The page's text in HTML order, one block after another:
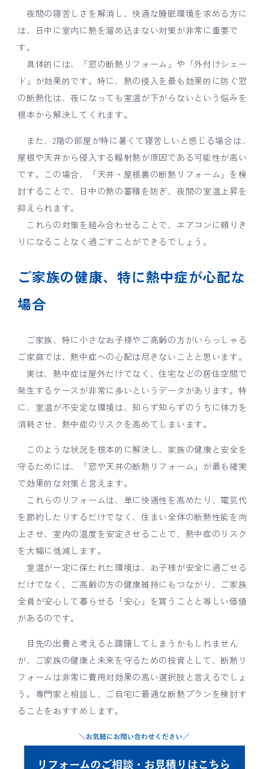
夜間の寝苦しさを解消し、快適な睡眠環境を求める方に
は、日中に室内に熱を溜め込まない対策が非常に重要で
す。
具体的には、「窓の断熱リフォーム」や「外付けシェー
ド」が効果的です。特に、熱の侵入を最も効果的に防ぐ窓
の断熱化は、夜になっても室温が下がらないという悩みを
根本から解決してくれます。
また、2階の部屋が特に暑くて寝苦しいと感じる場合は、
屋根や天井から侵入する輻射熱が原因である可能性が高い
です。この場合、「天井・屋根裏の断熱リフォーム」を検
討することで、日中の熱の蓄積を防ぎ、夜間の室温上昇を
抑えられます。
これらの対策を組み合わせることで、エアコンに頼りき
りになることなく過ごすことができるでしょう。
ご家族の健康、特に熱中症が心配な
場合
ご家族、特に小さなお子様やご高齢の方がいらっしゃる
ご家庭では、熱中症への心配は尽きないことと思います。
実は、熱中症は屋外だけでなく、住宅などの居住空間で
発生するケースが非常に多いというデータがあります。特
に、室温が不安定な環境は、知らず知らずのうちに体力を
消耗させ、熱中症のリスクを高めてしまいます。
このような状況を根本的に解決し、家族の健康と安全を
守るためには、「窓や天井の断熱リフォーム」が最も確実
で効果的な対策と言えます。
これらのリフォームは、単に快適性を高めたり、電気代
を節約したりするだけでなく、住まい全体の断熱性能を向
上させ、室内の温度を安定させることで、熱中症のリスク
を大幅に低減します。
室温が一定に保たれた環境は、お子様が安全に過ごせる
だけでなく、ご高齢の方の健康維持にもつながり、ご家族
全員が安心して暮らせる「安心」を買うことと等しい価値
があるのです。
目先の出費と考えると躊躇してしまうかもしれません
が、ご家族の健康と未来を守るための投資として、断熱リ
フォームは非常に費用対効果の高い選択肢と言えるでしょ
う。専門家と相談し、ご自宅に最適な断熱プランを検討す
ることをおすすめします。